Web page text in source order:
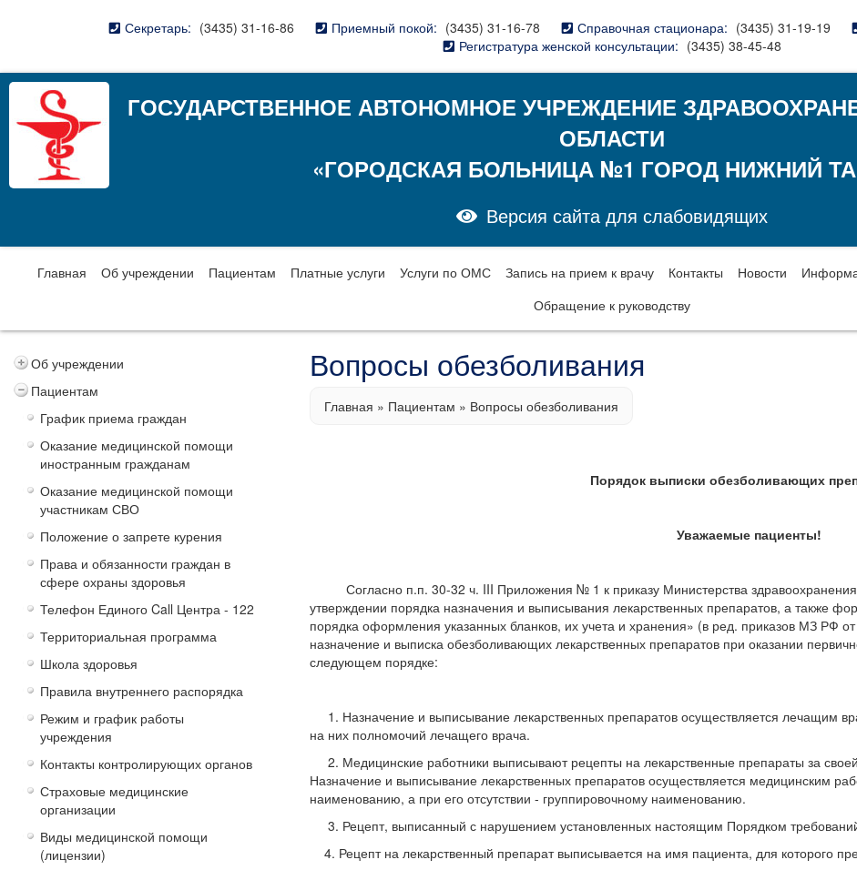
Секретарь: (3435) 31-16-86 Приемный покой: (3435) 31-16-78 Справочная стационара: (3435) 31-19-19
Регистратура женской консультации: (3435) 38-45-48
ГОСУДАРСТВЕННОЕ АВТОНОМНОЕ УЧРЕЖДЕНИЕ
ОБЛАСТИ
«ГОРОДСКАЯ БОЛЬНИЦА №1 ГОРОД НИЖНИЙ
Версия сайта для слабовидящих
Главная Об учреждении Пациентам Платные услуги Услуги по ОМС Запись на прием к врачу Контакты Новости
Обращение к руководству
Об учреждении
Пациентам
График приема граждан
Оказание медицинской помощи
иностранным гражданам
Оказание медицинской помощи
участникам СВО
Положение о запрете курения
Права и обязанности граждан в
сфере охраны здоровья
Телефон Единого Call Центра - 122
Территориальная программа
Школа здоровья
Правила внутреннего распорядка
Режим и график работы
учреждения
Контакты контролирующих органов
Страховые медицинские
организации
Виды медицинской помощи
(лицензии)
Вопросы обезболивания
Главная » Пациентам » Вопросы обезболивания
Порядок выписки обезболивающих
Уважаемые пациенты!
Согласно п.п. 30-32 ч. III Приложения № 1 к приказу Министерства
утверждении порядка назначения и выписывания лекарственных препаратов, а также
порядка оформления указанных бланков, их учета и хранения» (в ред. приказов МЗ РФ
назначение и выписка обезболивающих лекарственных препаратов при оказании
следующем порядке:
1. Назначение и выписывание лекарственных препаратов осуществляется лечащим
на них полномочий лечащего врача.
2. Медицинские работники выписывают рецепты на лекарственные препараты за
Назначение и выписывание лекарственных препаратов осуществляется медицинским
наименованию, а при его отсутствии - группировочному наименованию.
3. Рецепт, выписанный с нарушением установленных настоящим Порядком
4. Рецепт на лекарственный препарат выписывается на имя пациента, для которого